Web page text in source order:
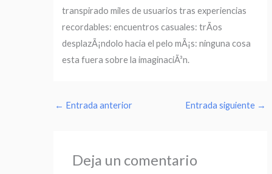
transpirado miles de usuarios tras experiencias
recordables: encuentros casuales: trÃ­os
desplazÃ¡ndolo hacia el pelo mÃ¡s: ninguna cosa
esta fuera sobre la imaginaciÃ³n.
← Entrada anterior Entrada siguiente →
Deja un comentario